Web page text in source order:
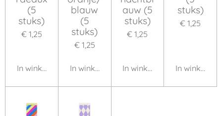
(5
stuks)
€ 1,25
In winkelwagen
blauw
(5
stuks)
€ 1,25
In winkelwagen
auw (5
stuks)
€ 1,25
In winkelwagen
stuks)
€ 1,25
In